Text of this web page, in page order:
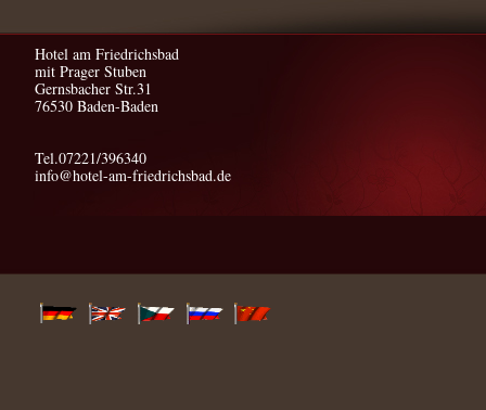
Hotel am Friedrichsbad
mit Prager Stuben
Gernsbacher Str.31
76530 Baden-Baden
Tel.07221/396340
info@hotel-am-friedrichsbad.de